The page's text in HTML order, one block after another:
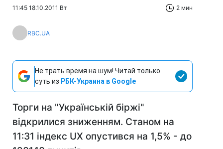
11:45 18.10.2011 Вт 2 мин
RBC.UA
Не трать время на шум! Читай только
суть из РБК-Украина в Google
Торги на "Українській біржі"
відкрилися зниженням. Станом на
11:31 індекс UX опустився на 1,5% - до